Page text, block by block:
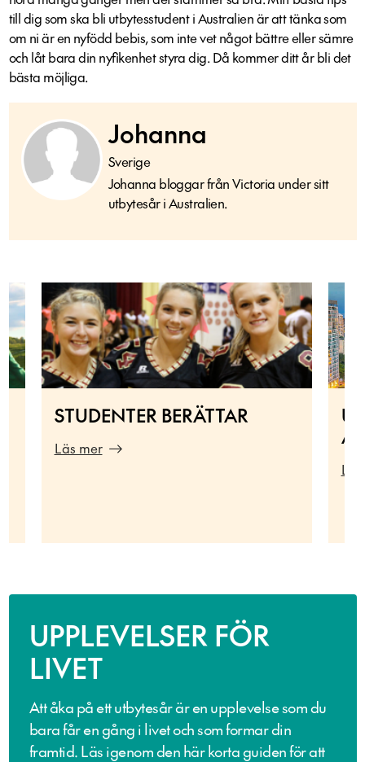
till dig som ska bli utbytesstudent i Australien är att tänka som
om ni är en nyfödd bebis, som inte vet något bättre eller sämre
och låt bara din nyﬁkenhet styra dig. Då kommer ditt år bli det
bästa möjliga.
Johanna
Sverige
Johanna bloggar från Victoria under sitt
utbytesår i Australien.
STUDENTER BERÄTTAR
Läs mer
UPPLEVELSER FÖR
LIVET
Att åka på ett utbytesår är en upplevelse som du
bara får en gång i livet och som formar din
framtid. Läs igenom den här korta guiden för att